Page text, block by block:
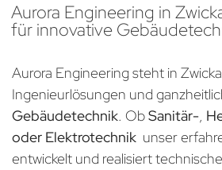
Aurora Engineering in
für innovative
Aurora Engineering steht in
Ingenieurlösungen und
Gebäudetechnik. ObSanitär-,
oder Elektrotechnik unser
entwickelt und realisiert